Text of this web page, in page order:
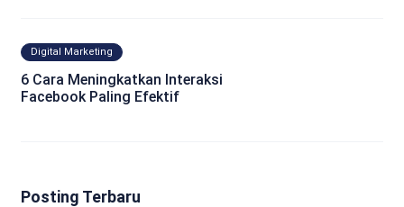
Digital Marketing
6 Cara Meningkatkan Interaksi
Facebook Paling Efektif
Posting Terbaru